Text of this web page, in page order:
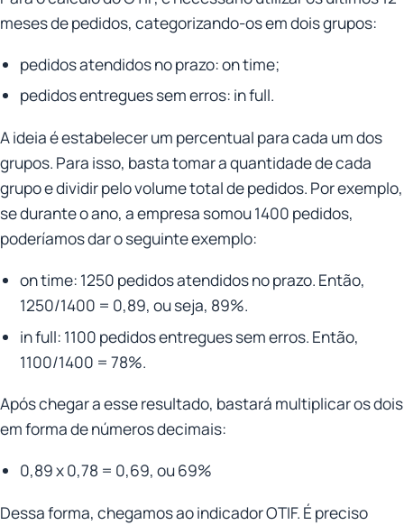
meses de pedidos, categorizando-os em dois grupos:
pedidos atendidos no prazo: on time;
pedidos entregues sem erros: in full.
A ideia é estabelecer um percentual para cada um dos
grupos. Para isso, basta tomar a quantidade de cada
grupo e dividir pelo volume total de pedidos. Por exemplo,
se durante o ano, a empresa somou 1400 pedidos,
poderíamos dar o seguinte exemplo:
on time: 1250 pedidos atendidos no prazo. Então,
1250/1400 = 0,89, ou seja, 89%.
in full: 1100 pedidos entregues sem erros. Então,
1100/1400 = 78%.
Após chegar a esse resultado, bastará multiplicar os dois
em forma de números decimais:
0,89 x 0,78 = 0,69, ou 69%
Dessa forma, chegamos ao indicador OTIF. É preciso